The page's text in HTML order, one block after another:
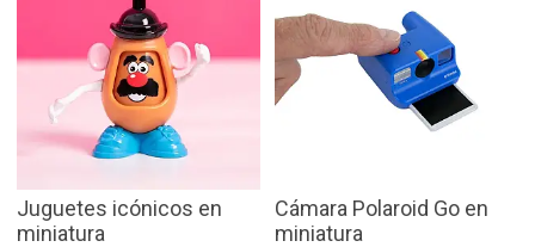
Juguetes icónicos en
miniatura
Cámara Polaroid Go en
miniatura